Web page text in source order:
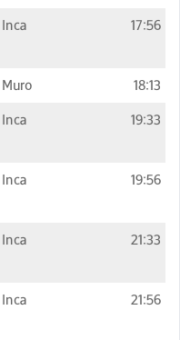
Inca 17:56
Muro 18:13
Inca 19:33
Inca 19:56
Inca 21:33
Inca 21:56